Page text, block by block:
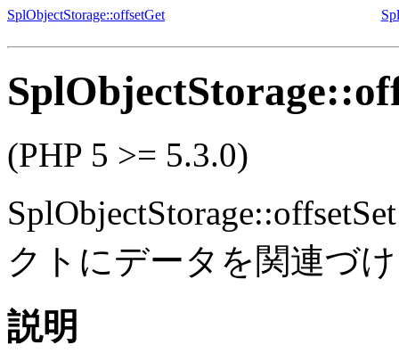
SplObjectStorage::offsetGet
(PHP 5 >= 5.3.0)
SplObjectStorage::offsetSet
クトにデータを関連づ
説明